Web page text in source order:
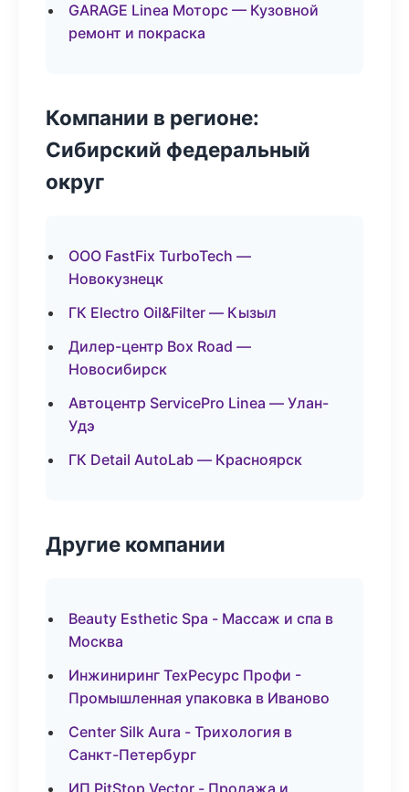
GARAGE Linea Моторс — Кузовной
ремонт и покраска
Компании в регионе:
Сибирский федеральный
округ
ООО FastFix TurboTech —
Новокузнецк
ГК Electro Oil&Filter — Кызыл
Дилер-центр Box Road —
Новосибирск
Автоцентр ServicePro Linea — Улан-
Удэ
ГК Detail AutoLab — Красноярск
Другие компании
Beauty Esthetic Spa - Массаж и спа в
Москва
Инжиниринг ТехРесурс Профи -
Промышленная упаковка в Иваново
Center Silk Aura - Трихология в
Санкт-Петербург
ИП PitStop Vector - Продажа и